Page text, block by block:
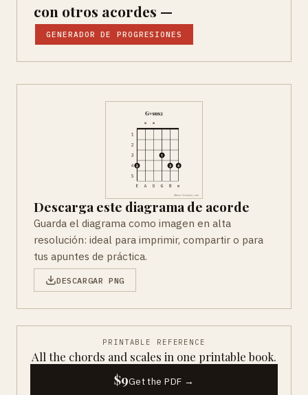
con otros acordes —
GENERADOR DE PROGRESIONES
Descarga este diagrama de acorde
Guarda el diagrama como imagen en alta
resolución: ideal para imprimir, compartir o para
tus apuntes de práctica.
DESCARGAR PNG
PRINTABLE REFERENCE
All the chords and scales in one printable book.
$9Get the PDF →